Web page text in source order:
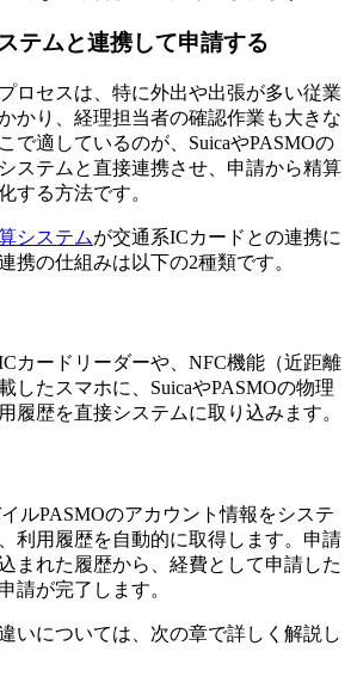
テムと連携して申請する
ロセスは、特に外出や出張が多い従業
かり、経理担当者の確認作業も大きな
で適しているのが、SuicaやPASMOの
ステムと直接連携させ、申請から精算
する方法です。
システムが交通系ICカードとの連携に
携の仕組みは以下の2種類です。
カードリーダーや、NFC機能（近距離
したスマホに、SuicaやPASMOの物理
履歴を直接システムに取り込みます。
ルPASMOのアカウント情報をシステ
利用履歴を自動的に取得します。申請
まれた履歴から、経費として申請した
請が完了します。
いについては、次の章で詳しく解説し